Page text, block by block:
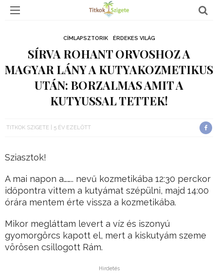
CÍMLAPSZTORIK ÉRDEKES VILÁG
SÍRVA ROHANT ORVOSHOZ A
MAGYAR LÁNY A KUTYAKOZMETIKUS
UTÁN: BORZALMAS AMIT A
KUTYUSSAL TETTEK!
TITKOK SZIGETE 5 ÉV EZELŐTT
Sziasztok!
A mai napon a…….. nevű kozmetikába 12:30 perckor
időpontra vittem a kutyámat szépülni, majd 14:00
órára mentem érte vissza a kozmetikába.
Mikor megláttam levert a víz és iszonyú
gyomorgörcs kapott el, mert a kiskutyám szeme
vörösen csillogott Rám.
Hirdetés